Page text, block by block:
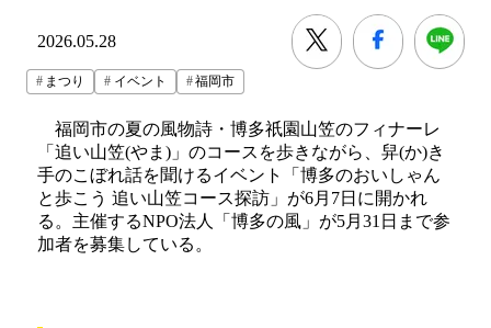
2026.05.28
まつり イベント 福岡市
福岡市の夏の風物詩・博多祇園山笠のフィナーレ
「追い山笠(やま)」のコースを歩きながら、舁(か)き
手のこぼれ話を聞けるイベント「博多のおいしゃん
と歩こう 追い山笠コース探訪」が6月7日に開かれ
る。主催するNPO法人「博多の風」が5月31日まで参
加者を募集している。